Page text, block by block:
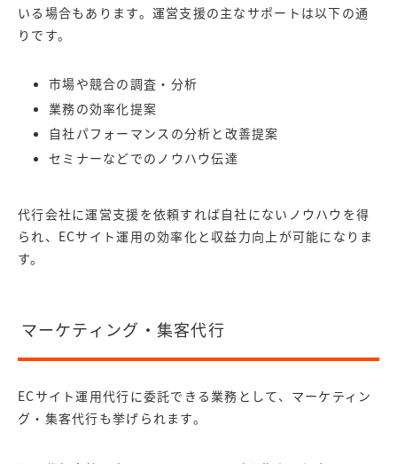
いる場合もあります。運営支援の主なサポートは以下の通
りです。
市場や競合の調査・分析
業務の効率化提案
自社パフォーマンスの分析と改善提案
セミナーなどでのノウハウ伝達
代行会社に運営支援を依頼すれば自社にないノウハウを得
られ、ECサイト運用の効率化と収益力向上が可能になりま
す。
マーケティング・集客代行
ECサイト運用代行に委託できる業務として、マーケティン
グ・集客代行も挙げられます。